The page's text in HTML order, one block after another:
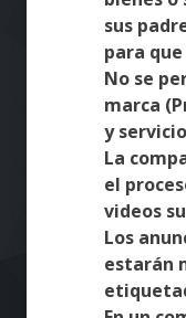
sus
para
No se
marca
y
La
el
videos
Los
estarán